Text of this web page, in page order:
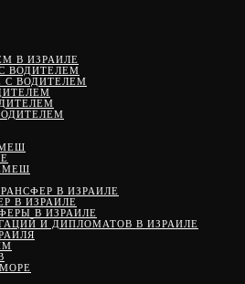
В ИЗРАИЛЕ
ВОДИТЕЛЕМ
С ВОДИТЕЛЕМ
В ИЗРАИЛЕ
В ИЗРАИЛЕ
В ИЗРАИЛЕ
И ДИПЛОМАТОВ В ИЗРАИЛЕ